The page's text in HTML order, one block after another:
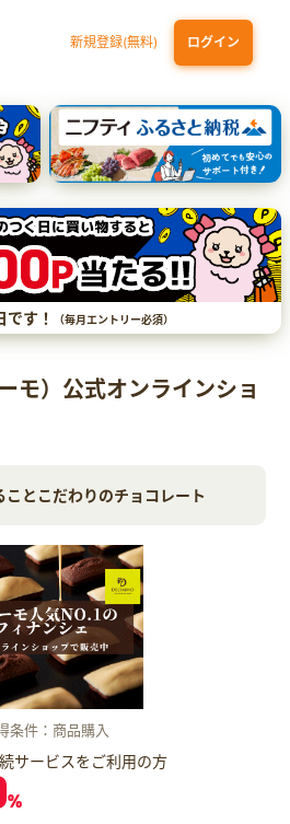
新規登録(無料) ログイン
ラデザイン
専用】Olive口座切替 P-one Wiz
ラス dカード
です！ （毎月エントリー必須）
モ）公式オンラインショ
ことこだわりのチョコレート
条件：商品購入
サービスをご利用の方
%